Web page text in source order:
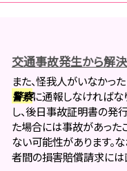
交通事故発生から解
また、怪我人がいなかっ
警察に通報しなければな
し、後日事故証明書の発
た場合には事故があった
ない可能性があります。
者間の損害賠償請求には